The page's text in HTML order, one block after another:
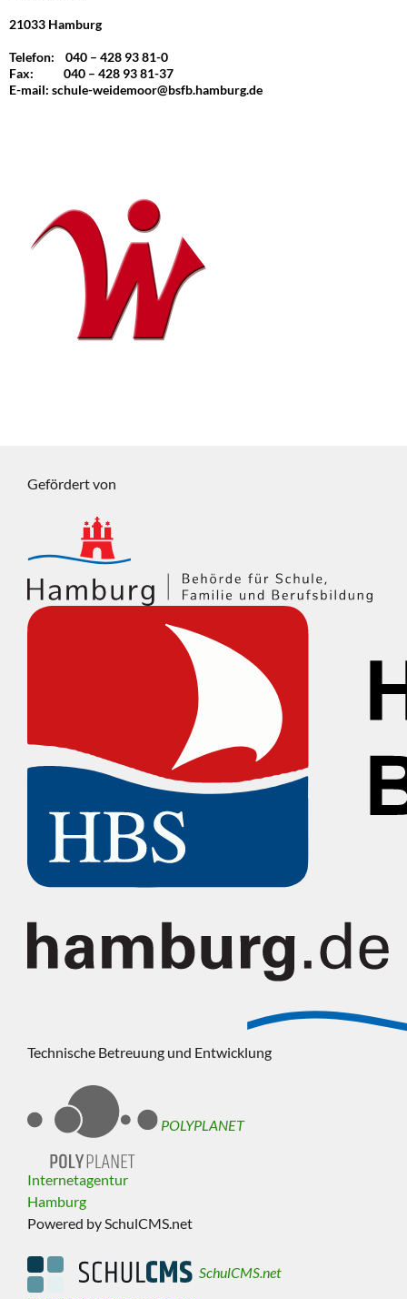
21033 Hamburg
Telefon: 040 – 428 93 81-0
Fax: 040 – 428 93 81-37
E-mail: schule-weidemoor@bsfb.hamburg.de
Gefördert von
Technische Betreuung und Entwicklung
POLYPLANET
Internetagentur
Hamburg
Powered by SchulCMS.net
SchulCMS.net